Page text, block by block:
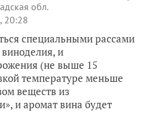
обл.
20:28
специальными рассами
и
(не выше 15
температуре меньше
веществ из
и аромат вина будет